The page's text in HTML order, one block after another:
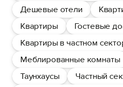
Дешевые отели
Квартиры
Гостевые
Квартиры в частном
Меблированные комнаты
Таунхаусы
Частный